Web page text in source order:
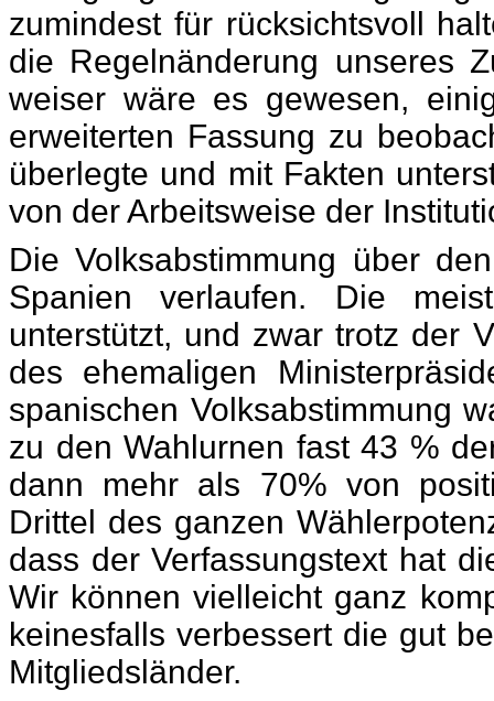
zumindest für rücksichtsvoll
die Regelnänderung unseres
weiser wäre es gewesen,
erweiterten Fassung zu
überlegte und mit Fakten
von der Arbeitsweise der
Die Volksabstimmung über
Spanien verlaufen. Die
unterstützt, und zwar trotz der
des ehemaligen
spanischen Volksabstimmung
zu den Wahlurnen fast 43 %
dann mehr als 70% von
Drittel des ganzen
dass der Verfassungstext hat
Wir können vielleicht ganz
keinesfalls verbessert die gut
Mitgliedsländer.